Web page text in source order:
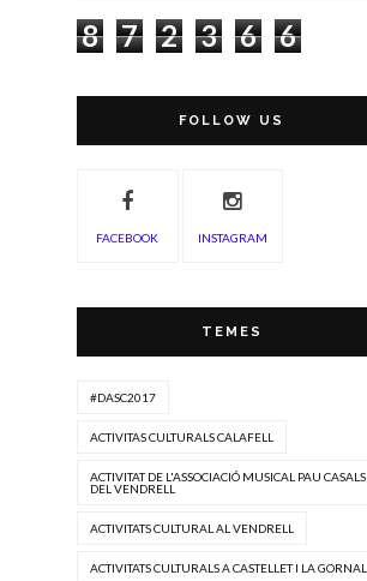
8 7 2 3 6 6
FOLLOW US
FACEBOOK INSTAGRAM
TEMES
#DASC2017
ACTIVITAS CULTURALS CALAFELL
ACTIVITAT DE L'ASSOCIACIÓ MUSICAL PAU CASALS
DEL VENDRELL
ACTIVITATS CULTURAL AL VENDRELL
ACTIVITATS CULTURALS A CASTELLET I LA GORNAL